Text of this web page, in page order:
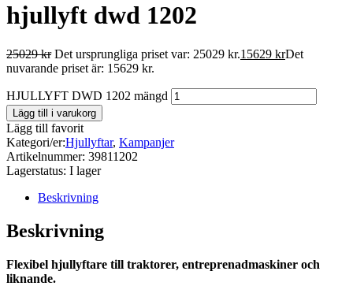
hjullyft dwd 1202
25029kr Det ursprungliga priset var: 25029 kr.15629 krDet
nuvarande priset är: 15629 kr.
HJULLYFT DWD 1202 mängd
Lägg till i varukorg
Lägg till favorit
Kategori/er:Hjullyftar, Kampanjer
Artikelnummer: 39811202
Lagerstatus: I lager
Beskrivning
Beskrivning
Flexibel hjullyftare till traktorer, entreprenadmaskiner och
liknande.